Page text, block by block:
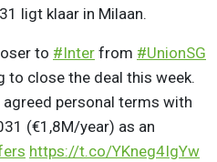
ligt klaar in Milaan.
to #Inter from #UnionSG
to close the deal this week.
personal terms with
(€1,8M/year) as an
https://t.co/YKneg4IgYw